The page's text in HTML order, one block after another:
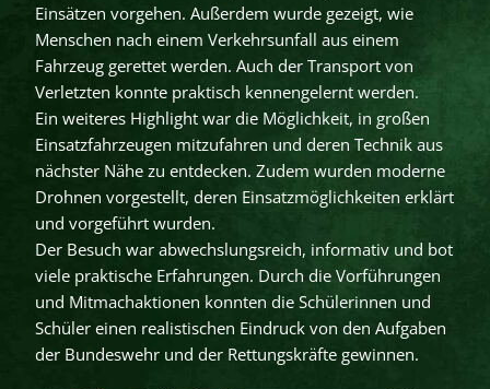
Einsätzen vorgehen. Außerdem wurde gezeigt, wie
Menschen nach einem Verkehrsunfall aus einem
Fahrzeug gerettet werden. Auch der Transport von
Verletzten konnte praktisch kennengelernt werden.
Ein weiteres Highlight war die Möglichkeit, in großen
Einsatzfahrzeugen mitzufahren und deren Technik aus
nächster Nähe zu entdecken. Zudem wurden moderne
Drohnen vorgestellt, deren Einsatzmöglichkeiten erklärt
und vorgeführt wurden.
Der Besuch war abwechslungsreich, informativ und bot
viele praktische Erfahrungen. Durch die Vorführungen
und Mitmachaktionen konnten die Schülerinnen und
Schüler einen realistischen Eindruck von den Aufgaben
der Bundeswehr und der Rettungskräfte gewinnen.